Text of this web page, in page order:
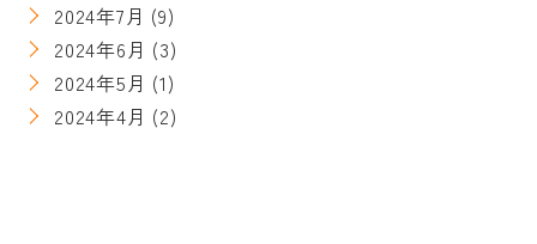
2024年7月 (9)
2024年6月 (3)
2024年5月 (1)
2024年4月 (2)